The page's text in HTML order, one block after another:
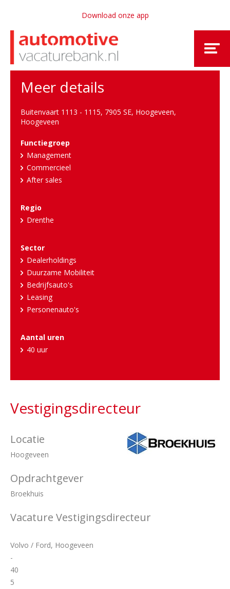
Download onze app
Meer details
Buitenvaart 1113 - 1115, 7905 SE, Hoogeveen,
Hoogeveen
Functiegroep
Management
Commercieel
After sales
Regio
Drenthe
Sector
Dealerholdings
Duurzame Mobiliteit
Bedrijfsauto's
Leasing
Personenauto's
Aantal uren
40 uur
Vestigingsdirecteur
Locatie
Hoogeveen
Opdrachtgever
Broekhuis
Vacature Vestigingsdirecteur
Volvo / Ford, Hoogeveen
-
40
5